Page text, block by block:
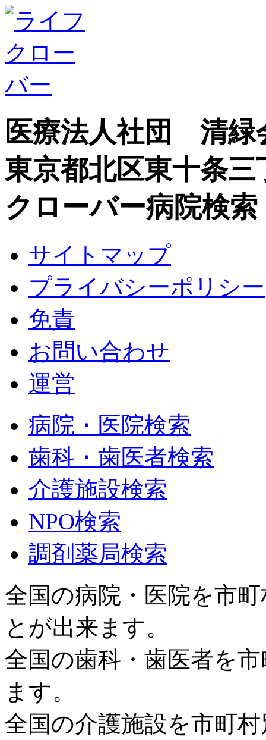
医療法人社団 清
東京都北区東十条
クローバー病院検
サイトマップ
プライバシーポリシー
免責
お問い合わせ
運営
病院・医院検索
歯科・歯医者検索
介護施設検索
NPO検索
調剤薬局検索
全国の病院・医院を市
とが出来ます。
全国の歯科・歯医者を
ます。
全国の介護施設を市町